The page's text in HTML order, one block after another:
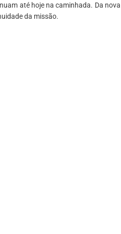
até hoje na caminhada. Da
da missão.